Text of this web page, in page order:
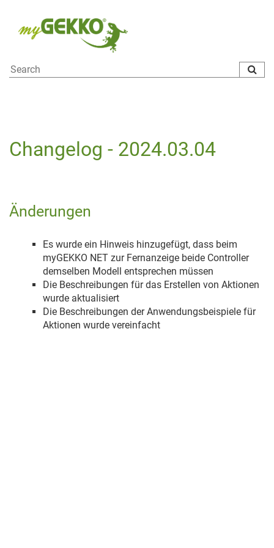
Changelog - 2024.03.04
Änderungen
Es wurde ein Hinweis hinzugefügt, dass beim
myGEKKO NET zur Fernanzeige beide Controller
demselben Modell entsprechen müssen
Die Beschreibungen für das Erstellen von Aktionen
wurde aktualisiert
Die Beschreibungen der Anwendungsbeispiele für
Aktionen wurde vereinfacht